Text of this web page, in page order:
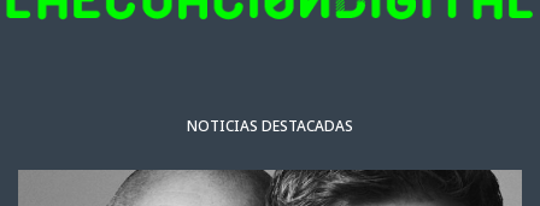
NOTICIAS DESTACADAS